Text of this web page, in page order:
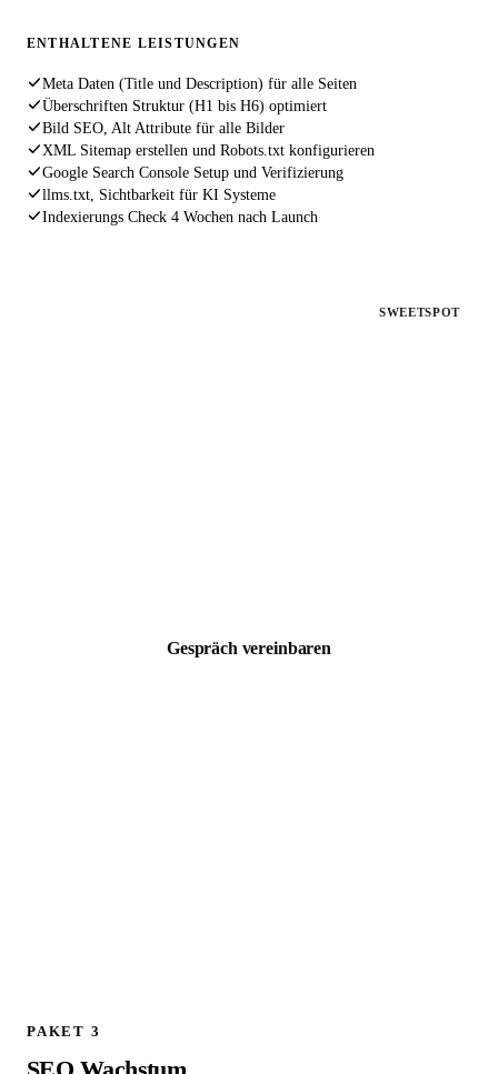
ENTHALTENE LEISTUNGEN
Meta Daten (Title und Description) für alle Seiten
Überschriften Struktur (H1 bis H6) optimiert
Bild SEO, Alt Attribute für alle Bilder
XML Sitemap erstellen und Robots.txt konfigurieren
Google Search Console Setup und Verifizierung
llms.txt, Sichtbarkeit für KI Systeme
Indexierungs Check 4 Wochen nach Launch
SWEETSPOT
Gespräch vereinbaren
PAKET 3